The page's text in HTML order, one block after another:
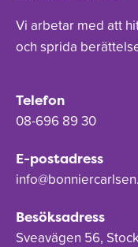
Vi arbetar med att
och sprida
Telefon
08-696 89 30
E-postadress
Besöksadress
Sveavägen 56,